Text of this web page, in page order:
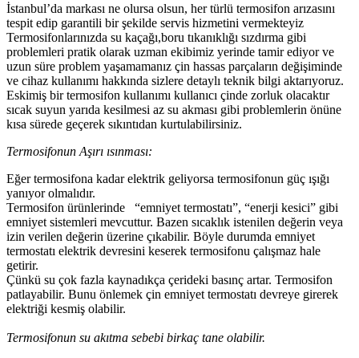
İstanbul’da markası ne olursa olsun, her türlü termosifon arızasını
tespit edip garantili bir şekilde servis hizmetini vermekteyiz
Termosifonlarınızda su kaçağı,boru tıkanıklığı sızdırma gibi
problemleri pratik olarak uzman ekibimiz yerinde tamir ediyor ve
uzun süre problem yaşamamanız çin hassas parçaların değişiminde
ve cihaz kullanımı hakkında sizlere detaylı teknik bilgi aktarıyoruz.
Eskimiş bir termosifon kullanımı kullanıcı çinde zorluk olacaktır
sıcak suyun yarıda kesilmesi az su akması gibi problemlerin önüne
kısa sürede geçerek sıkıntıdan kurtulabilirsiniz.
Termosifonun Aşırı ısınması:
Eğer termosifona kadar elektrik geliyorsa termosifonun güç ışığı
yanıyor olmalıdır.
Termosifon ürünlerinde “emniyet termostatı”, “enerji kesici” gibi
emniyet sistemleri mevcuttur. Bazen sıcaklık istenilen değerin veya
izin verilen değerin üzerine çıkabilir. Böyle durumda emniyet
termostatı elektrik devresini keserek termosifonu çalışmaz hale
getirir.
Çünkü su çok fazla kaynadıkça çerideki basınç artar. Termosifon
patlayabilir. Bunu önlemek çin emniyet termostatı devreye girerek
elektriği kesmiş olabilir.
Termosifonun su akıtma sebebi birkaç tane olabilir.